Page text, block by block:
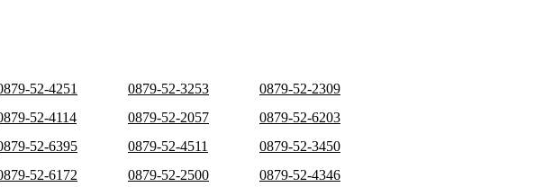
52-4251 0879-52-3253
0879-52-2309
52-4114 0879-52-2057
0879-52-6203
52-6395 0879-52-4511
0879-52-3450
52-6172 0879-52-2500
0879-52-4346